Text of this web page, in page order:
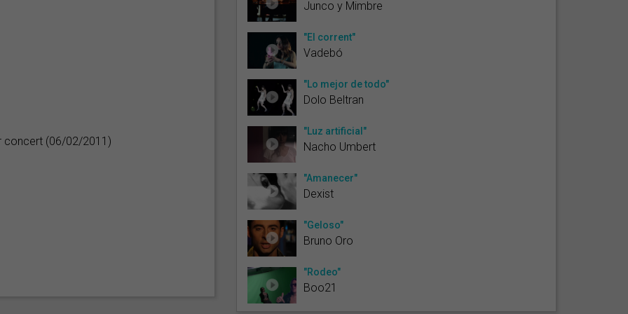
concert (06/02/2011)
Junco y Mimbre
"El corrent"
Vadebó
"Lo mejor de todo"
Dolo Beltran
"Luz artificial"
Nacho Umbert
"Amanecer"
Dexist
"Geloso"
Bruno Oro
"Rodeo"
Boo21